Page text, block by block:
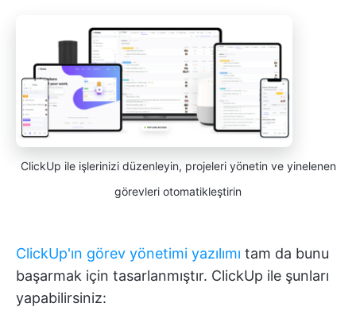
ClickUp ile işlerinizi düzenleyin, projeleri yönetin ve yinelenen
görevleri otomatikleştirin
ClickUp'ın görev yönetimi yazılımı tam da bunu
başarmak için tasarlanmıştır. ClickUp ile şunları
yapabilirsiniz: